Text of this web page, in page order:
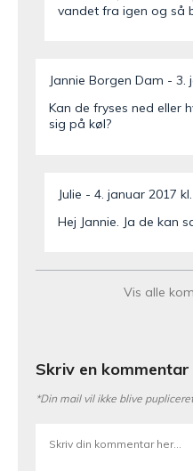
vandet fra igen og så
Jannie Borgen Dam
3.
Kan de fryses ned eller
sig på køl?
Julie
4. januar 2017
Hej Jannie. Ja de kan
4.
Julie
7. november
bruge ja :o)
Vis alle
Skriv en kommentar
*Din mail vil ikke blive pupliceret